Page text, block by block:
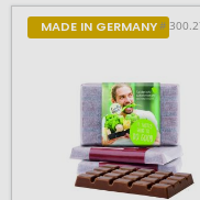
MADE IN GERMANY#